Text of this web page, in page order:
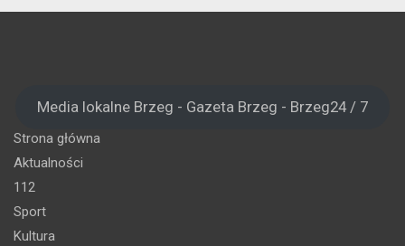
Media lokalne Brzeg - Gazeta Brzeg - Brzeg24 / 7
Strona główna
Aktualności
112
Sport
Kultura